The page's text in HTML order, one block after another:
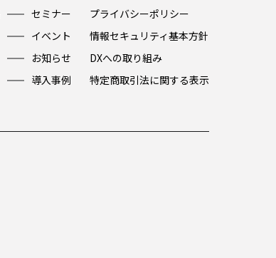
セミナー
イベント
お知らせ
導入事例
プライバシーポリシー
情報セキュリティ基本方針
DXへの取り組み
特定商取引法に関する表示